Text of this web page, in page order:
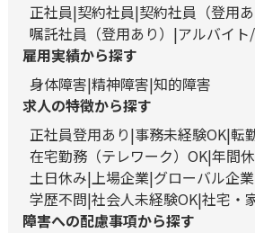
正社員 契約社員 契約社員（登用あ
嘱託社員（登用あり）
アルバイト
雇用実績から探す
身体障害 精神障害 知的障害
求人の特徴から探す
正社員登用あり 事務未経験OK 転
在宅勤務（テレワーク）OK 年間
土日休み 上場企業 グローバル企業
学歴不問 社会人未経験OK 社宅・
障害への配慮事項から探す